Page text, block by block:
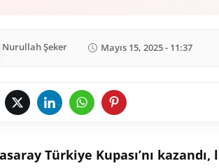
Nurullah Şeker Mayıs 15, 2025 - 11:37
Türkiye Kupası’nı